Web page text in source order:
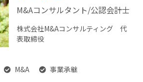
M&Aコンサルタント/公認会計士
株式会社M&Aコンサルティング 代
表取締役
M&A 事業承継